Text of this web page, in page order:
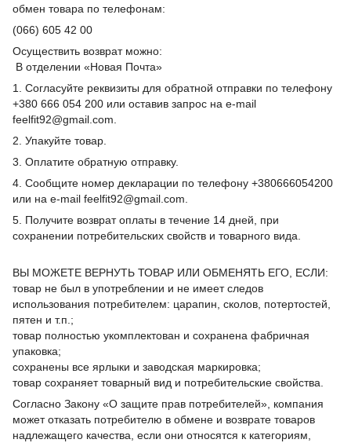
обмен товара по телефонам:
(066) 605 42 00
Осуществить возврат можно:
В отделении «Новая Почта»
1. Согласуйте реквизиты для обратной отправки по телефону
+380 666 054 200 или оставив запрос на e-mail
feelfit92@gmail.com.
2. Упакуйте товар.
3. Оплатите обратную отправку.
4. Сообщите номер декларации по телефону +380666054200
или на e-mail feelfit92@gmail.com.
5. Получите возврат оплаты в течение 14 дней, при
сохранении потребительских свойств и товарного вида.
ВЫ МОЖЕТЕ ВЕРНУТЬ ТОВАР ИЛИ ОБМЕНЯТЬ ЕГО, ЕСЛИ:
товар не был в употреблении и не имеет следов
использования потребителем: царапин, сколов, потертостей,
пятен и т.п.;
товар полностью укомплектован и сохранена фабричная
упаковка;
сохранены все ярлыки и заводская маркировка;
товар сохраняет товарный вид и потребительские свойства.
Согласно Закону «О защите прав потребителей», компания
может отказать потребителю в обмене и возврате товаров
надлежащего качества, если они относятся к категориям,